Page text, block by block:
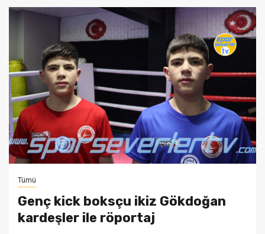
Tümü
Genç kick boksçu ikiz Gökdoğan
kardeşler ile röportaj